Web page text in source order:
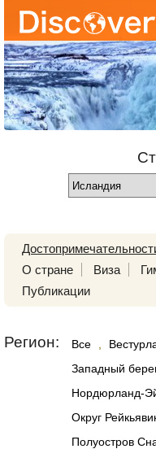
О стране
Виза
Публикации
Регион: Все
Западный
Нордюрланд-
Округ
Полуостров